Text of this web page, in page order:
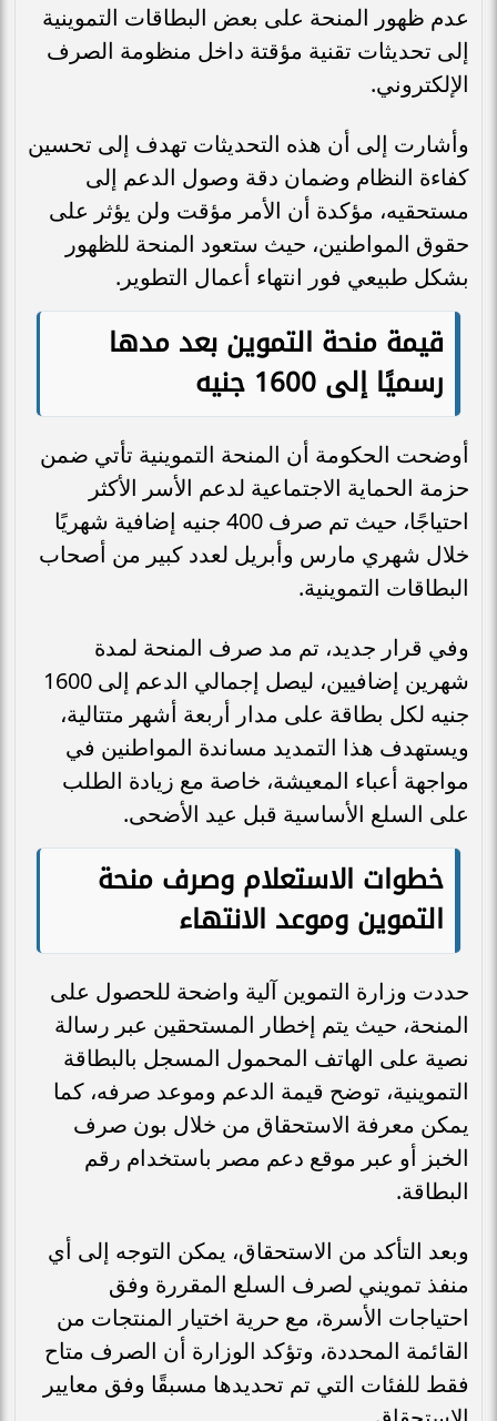
عدم ظهور المنحة على بعض البطاقات التموينية
إلى تحديثات تقنية مؤقتة داخل منظومة الصرف
الإلكتروني.
وأشارت إلى أن هذه التحديثات تهدف إلى تحسين
كفاءة النظام وضمان دقة وصول الدعم إلى
مستحقيه، مؤكدة أن الأمر مؤقت ولن يؤثر على
حقوق المواطنين، حيث ستعود المنحة للظهور
بشكل طبيعي فور انتهاء أعمال التطوير.
قيمة منحة التموين بعد مدها
رسميًا إلى 1600 جنيه
أوضحت الحكومة أن المنحة التموينية تأتي ضمن
حزمة الحماية الاجتماعية لدعم الأسر الأكثر
احتياجًا، حيث تم صرف 400 جنيه إضافية شهريًا
خلال شهري مارس وأبريل لعدد كبير من أصحاب
البطاقات التموينية.
وفي قرار جديد، تم مد صرف المنحة لمدة
شهرين إضافيين، ليصل إجمالي الدعم إلى 1600
جنيه لكل بطاقة على مدار أربعة أشهر متتالية،
ويستهدف هذا التمديد مساندة المواطنين في
مواجهة أعباء المعيشة، خاصة مع زيادة الطلب
على السلع الأساسية قبل عيد الأضحى.
خطوات الاستعلام وصرف منحة
التموين وموعد الانتهاء
حددت وزارة التموين آلية واضحة للحصول على
المنحة، حيث يتم إخطار المستحقين عبر رسالة
نصية على الهاتف المحمول المسجل بالبطاقة
التموينية، توضح قيمة الدعم وموعد صرفه، كما
يمكن معرفة الاستحقاق من خلال بون صرف
الخبز أو عبر موقع دعم مصر باستخدام رقم
البطاقة.
وبعد التأكد من الاستحقاق، يمكن التوجه إلى أي
منفذ تمويني لصرف السلع المقررة وفق
احتياجات الأسرة، مع حرية اختيار المنتجات من
القائمة المحددة، وتؤكد الوزارة أن الصرف متاح
فقط للفئات التي تم تحديدها مسبقًا وفق معايير